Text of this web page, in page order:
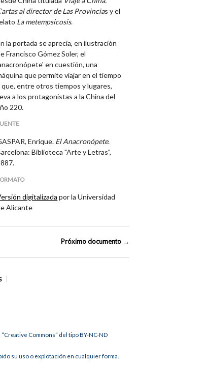
al director de Las Provincias y el
La metempsicosis.
la portada se aprecia, en ilustración
Francisco Gómez Soler, el
en cuestión, una
que permite viajar en el tiempo
que, entre otros tiempos y lugares,
a los protagonistas a la China del
220.
Enrique. El Anacronópete.
Biblioteca "Arte y Letras",
digitalizada por la Universidad
Alicante
Próximo documento →
Commons” del tipo BY-NC-ND
su uso o explotación en cualquier forma.